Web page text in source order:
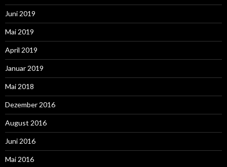
Juni 2019
Mai 2019
April 2019
Januar 2019
Mai 2018
Dezember 2016
August 2016
Juni 2016
Mai 2016